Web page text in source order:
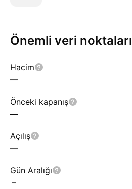
Önemli veri noktaları
Hacim
—
Önceki kapanış
—
Açılış
—
Gün Aralığı
–